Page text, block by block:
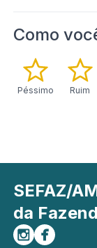
Como
Péssimo Ruim
SEFAZ/
da
Siga-nos no
Curta-nos